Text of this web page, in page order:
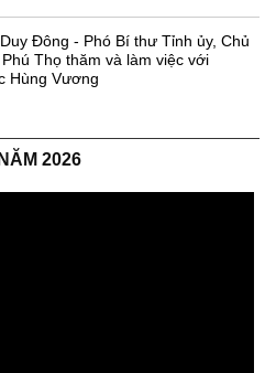
Đông - Phó Bí thư Tỉnh ủy, Chủ
Thọ thăm và làm việc với
Hùng Vương
2026